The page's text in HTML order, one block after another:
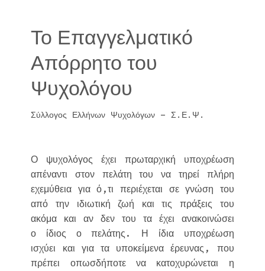
Το Επαγγελματικό
Απόρρητο του
Ψυχολόγου
Σύλλογος Ελλήνων Ψυχολόγων – Σ.Ε.Ψ.
Ο ψυχολόγος έχει πρωταρχική υποχρέωση
απέναντι στον πελάτη του να τηρεί πλήρη
εχεμύθεια για ό,τι περιέχεται σε γνώση του
από την ιδιωτική ζωή και τις πράξεις του
ακόμα και αν δεν του τα έχει ανακοινώσει
ο ίδιος ο πελάτης. Η ίδια υποχρέωση
ισχύει και για τα υποκείμενα έρευνας, που
πρέπει οπωσδήποτε να κατοχυρώνεται η